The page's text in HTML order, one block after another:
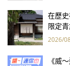
在歷
限定
2026/
《威